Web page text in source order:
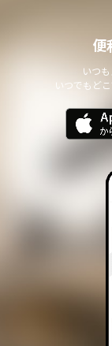
便
いつ
いつでもど